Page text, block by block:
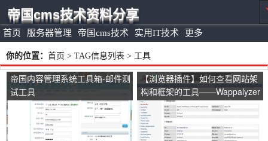
首页 服务器管理 帝国cms技术 实用IT技术 更多
帝国cms技术资料分享
你的位置： 首页 > TAG信息列表 > 工具
帝国内容管理系统工具箱-邮件测
试工具
【浏览器插件】如何查看网站架
构和框架的工具——Wappalyzer
插件下载